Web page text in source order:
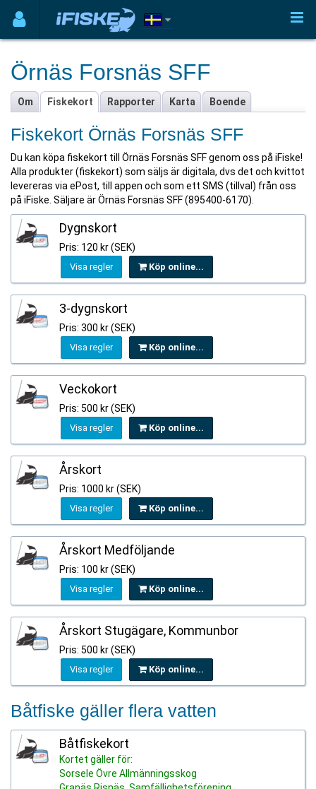
Örnäs Forsnäs SFF
Om Fiskekort Rapporter Karta Boende
Fiskekort Örnäs Forsnäs SFF
Du kan köpa fiskekort till Örnäs Forsnäs SFF genom oss på iFiske!
Alla produkter (fiskekort) som säljs är digitala, dvs det och kvittot
levereras via ePost, till appen och som ett SMS (tillval) från oss
på iFiske. Säljare är Örnäs Forsnäs SFF (895400-6170).
Dygnskort
Pris: 120 kr (SEK)
Visa regler Köp online...
3-dygnskort
Pris: 300 kr (SEK)
Visa regler Köp online...
Veckokort
Pris: 500 kr (SEK)
Visa regler Köp online...
Årskort
Pris: 1000 kr (SEK)
Visa regler Köp online...
Årskort Medföljande
Pris: 100 kr (SEK)
Visa regler Köp online...
Årskort Stugägare, Kommunbor
Pris: 500 kr (SEK)
Visa regler Köp online...
Båtfiske gäller flera vatten
Båtfiskekort
Kortet gäller för:
Sorsele Övre Allmänningsskog